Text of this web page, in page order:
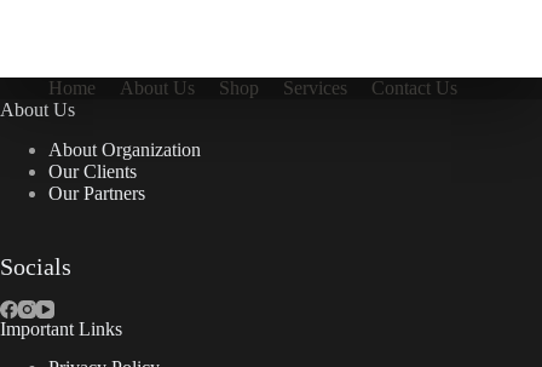
Home About Us Shop Services
Contact Us
About Us
About Organization
Our Clients
Our Partners
Socials
Important Links